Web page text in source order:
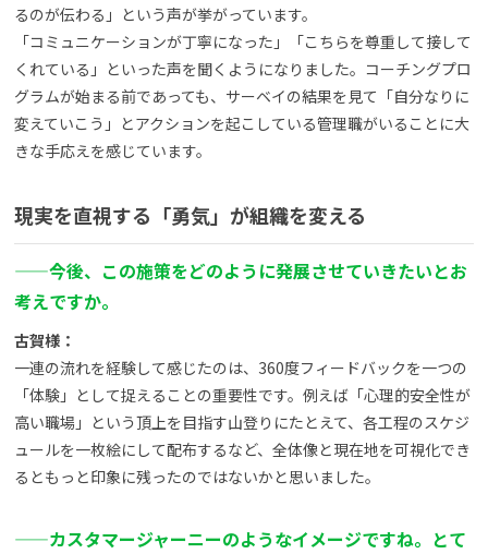
るのが伝わる」という声が挙がっています。
「コミュニケーションが丁寧になった」「こちらを尊重して接して
くれている」といった声を聞くようになりました。コーチングプロ
グラムが始まる前であっても、サーベイの結果を見て「自分なりに
変えていこう」とアクションを起こしている管理職がいることに大
きな手応えを感じています。
現実を直視する「勇気」が組織を変える
——今後、この施策をどのように発展させていきたいとお
考えですか。
古賀様：
一連の流れを経験して感じたのは、360度フィードバックを一つの
「体験」として捉えることの重要性です。例えば「心理的安全性が
高い職場」という頂上を目指す山登りにたとえて、各工程のスケジ
ュールを一枚絵にして配布するなど、全体像と現在地を可視化でき
るともっと印象に残ったのではないかと思いました。
——カスタマージャーニーのようなイメージですね。とて